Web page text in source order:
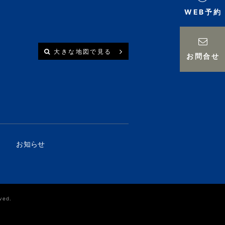
WEB予約
お問合せ
大きな地図で見る
お知らせ